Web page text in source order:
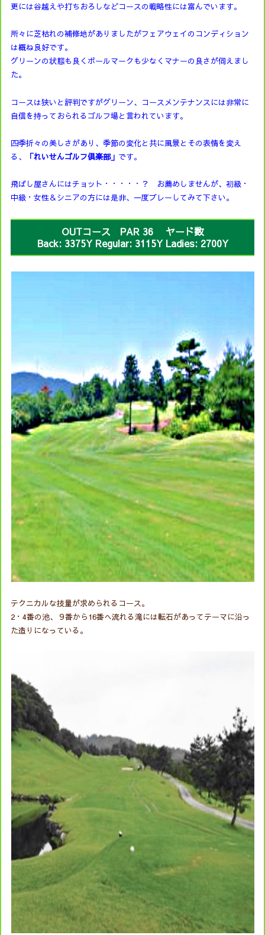
更には谷越えや打ちおろしなどコースの戦略性には富んでいます。
所々に芝枯れの補修地がありましたがフェアウェイのコンディション
は概ね良好です。
グリーンの状態も良くボールマークも少なくマナーの良さが伺えまし
た。
コースは狭いと評判ですがグリーン、コースメンテナンスには非常に
自信を持っておられるゴルフ場と言われています。
四季折々の美しさがあり、季節の変化と共に風景とその表情を変え
る、
「れいせんゴルフ倶楽部」 です。
飛ばし屋さんにはチョット・・・・・？ お薦めしませんが、初級・
中級・女性＆シニアの方には是非、一度プレーしてみて下さい。
OUTコース PAR 36 ヤード数
Back: 3375Y Regular: 3115Y Ladies: 2700Y
テクニカルな技量が求められるコース。
2・4番の池、９番から16番へ流れる滝には転石があってテーマに沿っ
た造りになっている。